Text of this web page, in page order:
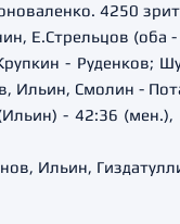
4250
Е.Стрельцов (оба
- Руденков;
Ильин, Смолин -
- 42:36
Ильин,